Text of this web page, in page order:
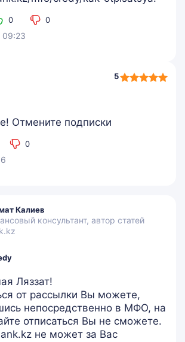
0 0
09:23
5
5,0
Отмените подписки
0
Калиев
консультант, автор статей
Ляззат!
от рассылки Вы можете,
непосредственно в МФО, на
отписаться Вы не сможете.
не может за Вас